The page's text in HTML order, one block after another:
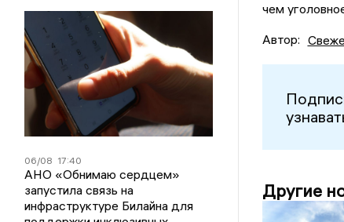
06/08 17:40
АНО «Обнимаю сердцем»
запустила связь на
инфраструктуре Билайна для
чем
Автор:
Другие